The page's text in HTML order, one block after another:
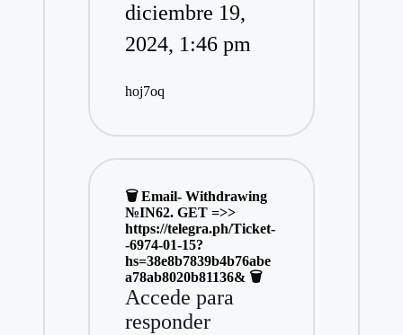
diciembre 19,
2024, 1:46 pm
hoj7oq
🗑 Email- Withdrawing
№IN62. GET =>>
https://telegra.ph/Ticket-
-6974-01-15?
hs=38e8b7839b4b76abe
a78ab8020b81136& 🗑
Accede para
responder